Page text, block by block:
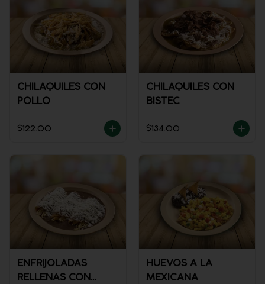
CHILAQUILES CON
POLLO
$122.00
CHILAQUILES CON
BISTEC
$134.00
ENFRIJOLADAS
RELLENAS CON
HUEVOS A LA
MEXICANA